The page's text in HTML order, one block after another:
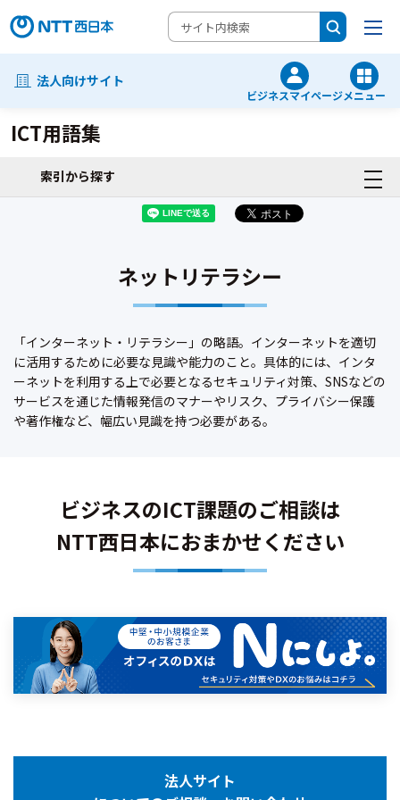
法人向けサイト
ビジネスマイページメニュー
ICT用語集
索引から探す
ネットリテラシー
「インターネット・リテラシー」の略語。インターネットを適切
に活用するために必要な見識や能力のこと。具体的には、インタ
ーネットを利用する上で必要となるセキュリティ対策、SNSなどの
サービスを通じた情報発信のマナーやリスク、プライバシー保護
や著作権など、幅広い見識を持つ必要がある。
ビジネスのICT課題のご相談は
NTT西日本におまかせください
法人サイト